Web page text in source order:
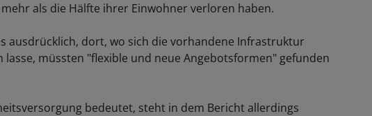
als die Hälfte ihrer Einwohner verloren haben.
ausdrücklich, dort, wo sich die vorhandene Infrastruktur
lasse, müssten "flexible und neue Angebotsformen" gefunden
bedeutet, steht in dem Bericht allerdings